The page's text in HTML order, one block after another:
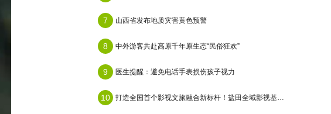
7 山西省发布地质灾害黄色预警
8 中外游客共赴高原千年原生态“民俗狂欢”
9 医生提醒：避免电话手表损伤孩子视力
10 打造全国首个影视文旅融合新标杆！盐田全域影视基地即将启幕